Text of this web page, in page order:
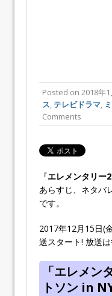
Posted on 2018年
ス テレビドラマ
Comments
『エレメンタリー
あらすじ、ネタバ
です。
2017年12月15日(
送スタート! 放送
「エレメン
トソン in